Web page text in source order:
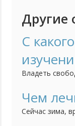
Другие
С
Владеть
преимущества
5-ти лет
Чем
Сейчас зима,